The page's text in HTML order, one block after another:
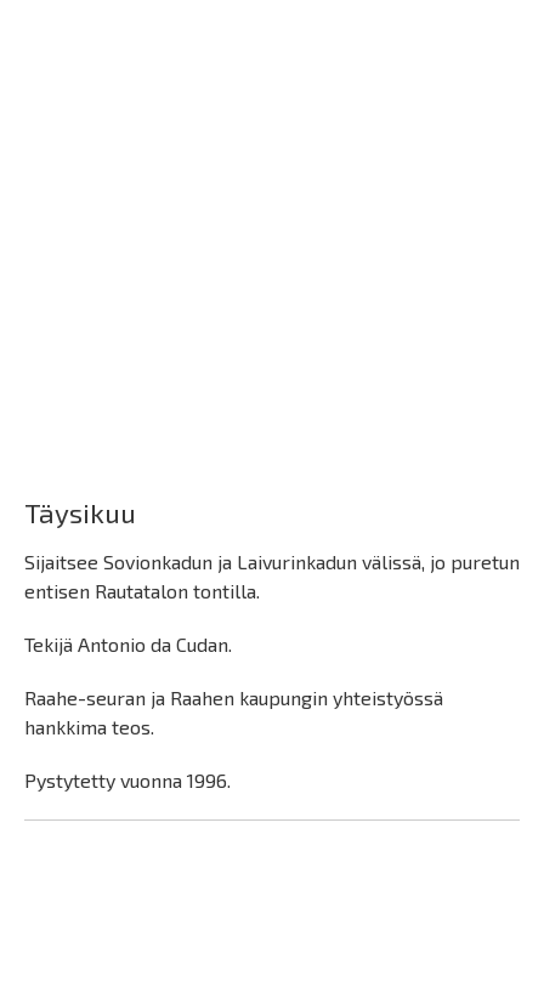
Täysikuu
Sijaitsee Sovionkadun ja Laivurinkadun välissä, jo puretun
entisen Rautatalon tontilla.
Tekijä Antonio da Cudan.
Raahe-seuran ja Raahen kaupungin yhteistyössä
hankkima teos.
Pystytetty vuonna 1996.